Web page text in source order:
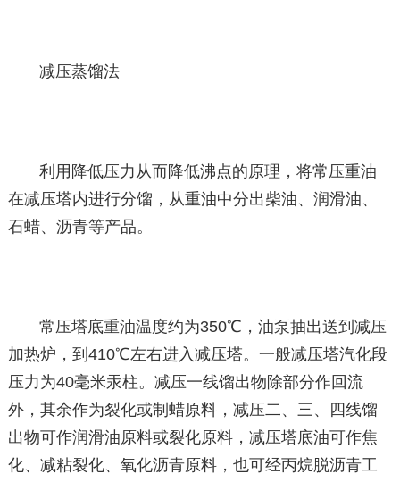
减压蒸馏法
利用降低压力从而降低沸点的原理，将常压重油
在减压塔内进行分馏，从重油中分出柴油、润滑油、
石蜡、沥青等产品。
常压塔底重油温度约为350℃，油泵抽出送到减压
加热炉，到410℃左右进入减压塔。一般减压塔汽化段
压力为40毫米汞柱。减压一线馏出物除部分作回流
外，其余作为裂化或制蜡原料，减压二、三、四线馏
出物可作润滑油原料或裂化原料，减压塔底油可作焦
化、减粘裂化、氧化沥青原料，也可经丙烷脱沥青工